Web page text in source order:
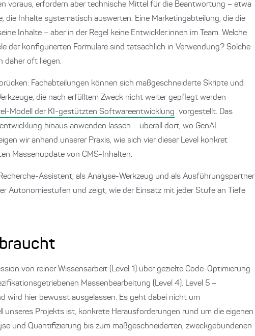
voraus, erfordern aber technische Mittel für die Beantwortung – etwa
Inhalte systematisch auswerten. Eine Marketingabteilung, die die
Inhalte – aber in der Regel keine Entwickler:innen im Team. Welche
der konfigurierten Formulare sind tatsächlich in Verwendung? Solche
daher oft liegen.
Fachabteilungen können sich maßgeschneiderte Skripte und
die nach erfülltem Zweck nicht weiter gepflegt werden
Modell der KI-gestützten Softwareentwicklung vorgestellt. Das
hinaus anwenden lassen – überall dort, wo GenAI
wir anhand unserer Praxis, wie sich vier dieser Level konkret
Massenupdate von CMS-Inhalten.
Assistent, als Analyse-Werkzeug und als Ausführungspartner
Autonomiestufen und zeigt, wie der Einsatz mit jeder Stufe an Tiefe
von reiner Wissensarbeit (Level 1) über gezielte Code-Optimierung
Massenbearbeitung (Level 4). Level 5 –
hier bewusst ausgelassen. Es geht dabei nicht um
unseres Projekts ist, konkrete Herausforderungen rund um die eigenen
und Quantifizierung bis zum maßgeschneiderten, zweckgebundenen